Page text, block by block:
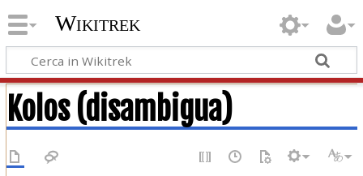
Wikitrek
Kolos (disambigua)